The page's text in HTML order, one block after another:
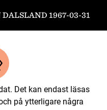
1967-03-31
Det kan endast läsas
på ytterligare några